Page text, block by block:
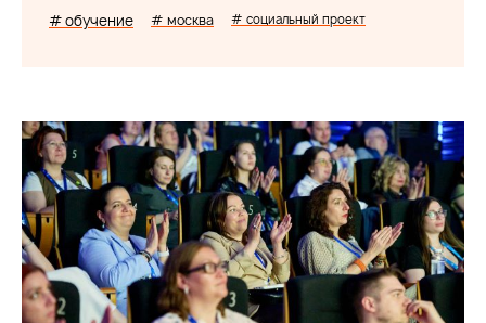
# обучение # москва # социальный проект